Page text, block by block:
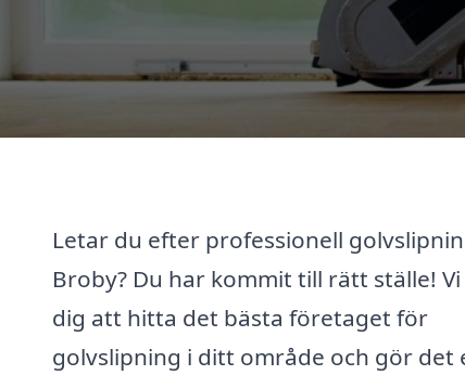
Letar du efter professionell
Broby? Du har kommit till rätt ställe!
dig att hitta det bästa företaget för
golvslipning i ditt område och gör det